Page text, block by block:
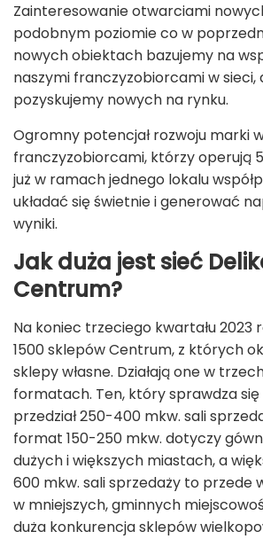
Zainteresowanie otwarciami
podobnym poziomie co w
nowych obiektach bazujemy na
naszymi franczyzobiorcami w
pozyskujemy nowych na rynku.
Ogromny potencjał rozwoju marki
franczyzobiorcami, którzy operują
już w ramach jednego lokalu
układać się świetnie i generować
wyniki.
Jak duża jest sieć
Centrum?
Na koniec trzeciego kwartału 2023
1500 sklepów Centrum, z których
sklepy własne. Działają one w
formatach. Ten, który sprawdza
przedział 250-400 mkw. sali
format 150-250 mkw. dotyczy
dużych i większych miastach, a
600 mkw. sali sprzedaży to przede
w mniejszych, gminnych
duża konkurencja sklepów